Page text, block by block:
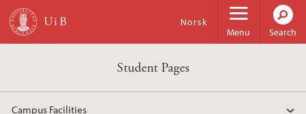
Skip to main content
Menu
Norsk
Search
Student Pages
Campus Facilities